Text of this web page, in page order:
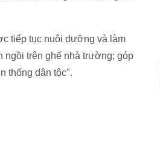
tiếp tục nuôi dưỡng và làm
ngồi trên ghế nhà trường; góp
thống dân tộc".